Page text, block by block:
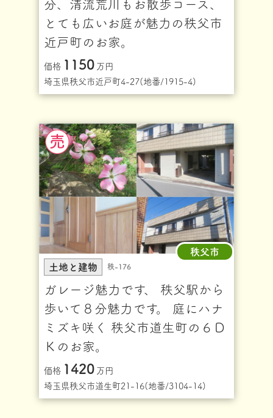
分、清流荒川もお散歩コース、
とても広いお庭が魅力の秩父市
近戸町のお家。
価格 1150 万円
埼玉県秩父市近戸町4-27(地番/1915-4)
秩父市
土地と建物
秩-176
ガレージ魅力です、 秩父駅から
歩いて８分魅力です。 庭にハナ
ミズキ咲く 秩父市道生町の６Ｄ
Ｋのお家。
価格 1420 万円
埼玉県秩父市道生町21-16(地番/3104-14)